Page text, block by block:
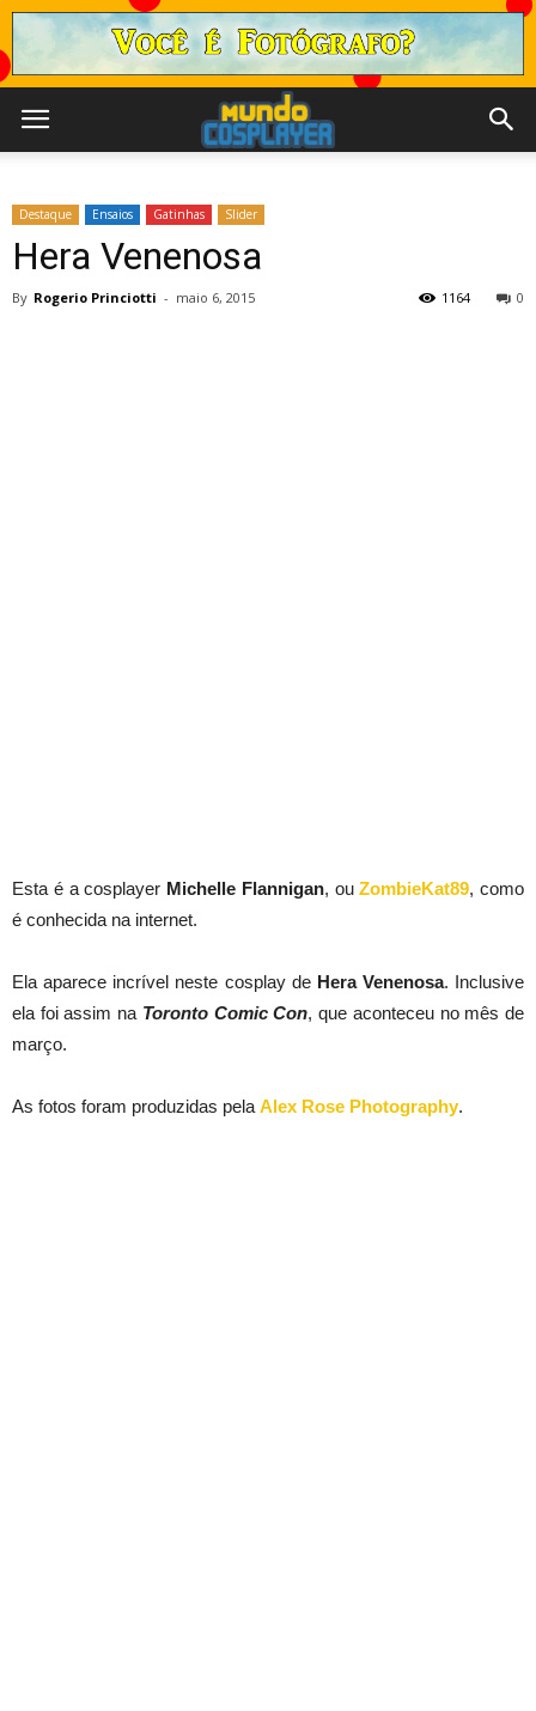
Destaque Ensaios Gatinhas Slider
Hera Venenosa
By Rogerio Princiotti - maio 6, 2015 0
1164
Esta é a cosplayer Michelle Flannigan, ouZombieKat89, como
é conhecida na internet.
Ela aparece incrível neste cosplay de Hera Venenosa. Inclusive
ela foi assim na Toronto Comic Con, que aconteceu no mês de
março.
As fotos foram produzidas pela Alex Rose Photography.